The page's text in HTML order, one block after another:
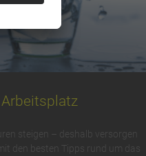
steigen – deshalb versorgen
den besten Tipps rund um das